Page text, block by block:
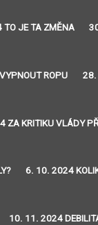
JE TA ZMĚNA
ROPU 28.
ZA KRITIKU VLÁDY
6. 10. 2024
10. 11. 2024